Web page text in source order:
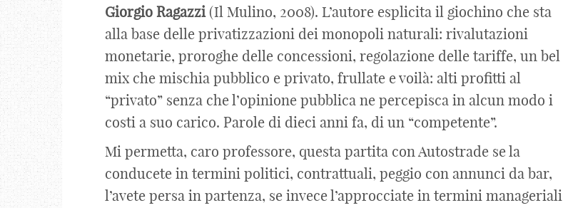
Giorgio Ragazzi(Il Mulino, 2008). L’autore esplicita il giochino che sta
alla base delle privatizzazioni dei monopoli naturali: rivalutazioni
monetarie, proroghe delle concessioni, regolazione delle tariffe, un bel
mix che mischia pubblico e privato, frullate e voilà: alti profitti al
“privato” senza che l’opinione pubblica ne percepisca in alcun modo i
costi a suo carico. Parole di dieci anni fa, di un “competente”.
Mi permetta, caro professore, questa partita con Autostrade se la
conducete in termini politici, contrattuali, peggio con annunci da bar,
l’avete persa in partenza, se invece l’approcciate in termini manageriali